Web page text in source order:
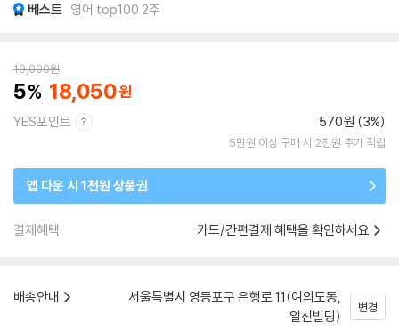
베스트 영어 top100 2주
19,000원
5 18,050
YES포인트 570원 (3%)
5만원 이상 구매 시 2천원 추가 적립
앱 다운 시 1천원 상품권
결제혜택 카드/간편결제 혜택을 확인하세요
배송안내
서울특별시 영등포구 은행로 11(여의도동,
일신빌딩)
변경